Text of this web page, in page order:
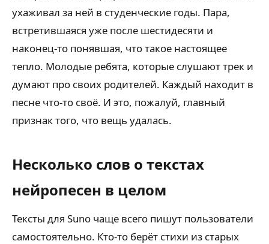
ухаживал за ней в студенческие годы. Пара,
встретившаяся уже после шестидесяти и
наконец-то понявшая, что такое настоящее
тепло. Молодые ребята, которые слушают трек и
думают про своих родителей. Каждый находит в
песне что-то своё. И это, пожалуй, главный
признак того, что вещь удалась.
Несколько слов о текстах
нейропесен в целом
Тексты для Suno чаще всего пишут пользователи
самостоятельно. Кто-то берёт стихи из старых